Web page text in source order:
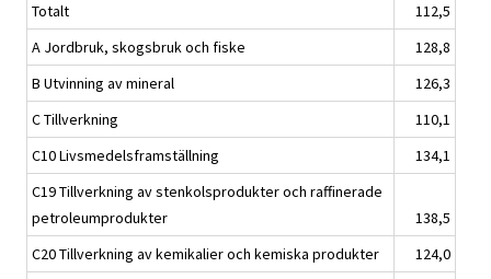
Totalt
112,5
A Jordbruk, skogsbruk och fiske
128,8
B Utvinning av mineral
126,3
C Tillverkning
110,1
C10 Livsmedelsframställning
134,1
C19 Tillverkning av stenkolsprodukter och raffinerade
petroleumprodukter
138,5
C20 Tillverkning av kemikalier och kemiska produkter
124,0